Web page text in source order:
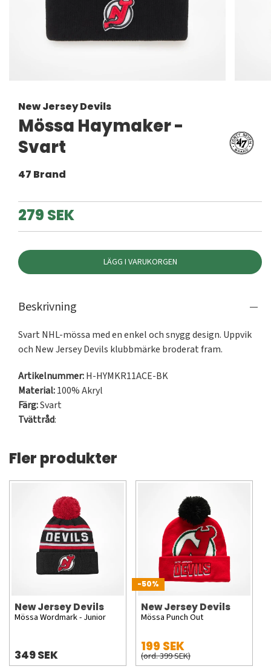
New Jersey Devils
Mössa Haymaker -
Svart
47 Brand
279 SEK
LÄGG I VARUKORGEN
Beskrivning
Svart NHL-mössa med en enkel och snygg design. Uppvik
och New Jersey Devils klubbmärke broderat fram.
Artikelnummer:H-HYMKR11ACE-BK
Material:100% Akryl
Färg:Svart
Tvättråd:
Fler produkter
New Jersey Devils
Mössa Wordmark - Junior
349 SEK
-50%
New Jersey Devils
Mössa Punch Out
199 SEK
(ord. 399 SEK)